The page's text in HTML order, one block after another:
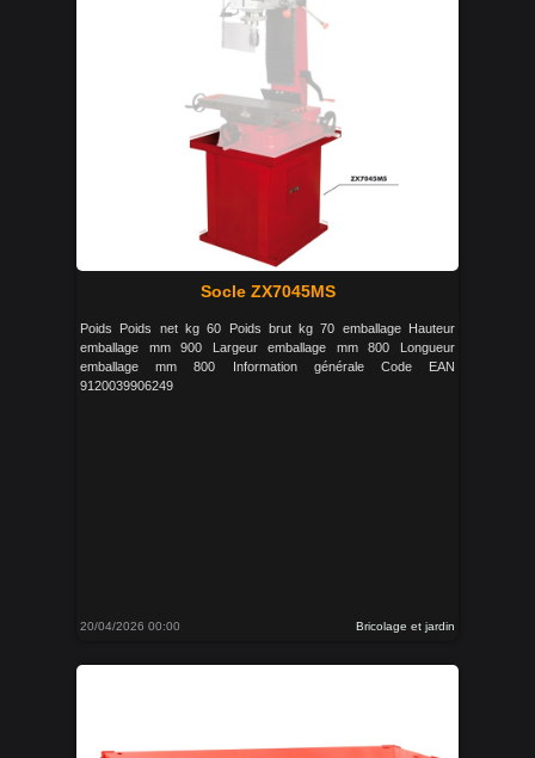
Socle ZX7045MS
Poids Poids net kg 60 Poids brut kg 70 emballage Hauteur
emballage mm 900 Largeur emballage mm 800 Longueur
emballage mm 800 Information générale Code EAN
9120039906249
20/04/2026 00:00 Bricolage et jardin